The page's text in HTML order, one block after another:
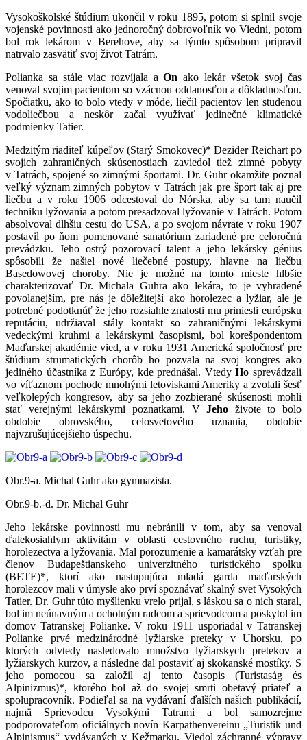
Vysokoškolské štúdium ukončil v roku 1895, potom si splnil svoje
vojenské povinnosti ako jednoročný dobrovoľník vo Viedni, potom
bol rok lekárom v Berehove, aby sa týmto spôsobom pripravil
natrvalo zasvätiť svoj život Tatrám.
Polianka sa stále viac rozvíjala aOn ako lekár všetok svoj čas
venoval svojim pacientom so vzácnou oddanosťou a dôkladnosťou.
Spočiatku, ako to bolo vtedy v móde, liečil pacientov len studenou
vodoliečbou a neskôr začal využívať jedinečné klimatické
podmienky Tatier.
Medzitým riaditeľ kúpeľov (Starý Smokovec)* Dezider Reichart po
svojich zahraničných skúsenostiach zaviedol tiež zimné pobyty
v Tatrách, spojené so zimnými športami. Dr. Guhr okamžite poznal
veľký význam zimných pobytov v Tatrách jak pre šport tak aj pre
liečbu a v roku 1906 odcestoval do Nórska, aby sa tam naučil
techniku lyžovania a potom presadzoval lyžovanie v Tatrách. Potom
absolvoval dlhšiu cestu do USA, a po svojom návrate v roku 1907
postavil po ňom pomenované sanatórium zariadené pre celoročnú
prevádzku. Jeho ostrý pozorovací talent a jeho lekársky génius
spôsobili že našiel nové liečebné postupy, hlavne na liečbu
Basedowovej choroby. Nie je možné na tomto mieste hlbšie
charakterizovať Dr. Michala Guhra ako lekára, to je vyhradené
povolanejším, pre nás je dôležitejší ako horolezec a lyžiar, ale je
potrebné podotknúť že jeho rozsiahle znalosti mu priniesli európsku
reputáciu, udržiaval stály kontakt so zahraničnými lekárskymi
vedeckými kruhmi a lekárskymi časopismi, bol korešpondentom
Maďarskej akadémie vied, a v roku 1931 Americká spoločnosť pre
štúdium strumatických chorôb ho pozvala na svoj kongres ako
jediného účastníka z Európy, kde prednášal. VtedyHo sprevádzali
vo víťaznom pochode mnohými letoviskami Ameriky a zvolali šesť
veľkolepých kongresov, aby sa jeho zozbierané skúsenosti mohli
stať verejnými lekárskymi poznatkami. VJeho živote to bolo
obdobie obrovského, celosvetového uznania, obdobie
najvzrušujúcejšieho úspechu.
Obr.9-a. Michal Guhr ako gymnazista.
Obr.9-b.-d. Dr. Michal Guhr
Jeho lekárske povinnosti mu nebránili v tom, aby sa venoval
ďalekosiahlym aktivitám v oblasti cestovného ruchu, turistiky,
horolezectva a lyžovania. Mal porozumenie a kamarátsky vzťah pre
členov Budapeštianskeho univerzitného turistického spolku
(BETE)*, ktorí ako nastupujúca mladá garda maďarských
horolezcov mali v úmysle ako prví spoznávať skalný svet Vysokých
Tatier. Dr. Guhr túto myšlienku vrelo prijal, s láskou sa o nich staral,
bol im neúnavným a ochotným radcom a sprievodcom a poskytol im
domov Tatranskej Polianke. V roku 1911 usporiadal v Tatranskej
Polianke prvé medzinárodné lyžiarske preteky v Uhorsku, po
ktorých odvtedy nasledovalo množstvo lyžiarskych pretekov a
lyžiarskych kurzov, a následne dal postaviť aj skokanské mostíky. S
jeho pomocou sa založil aj tento časopis (Turistaság és
Alpinizmus)*, ktorého bol až do svojej smrti obetavý priateľ a
spolupracovník. Podieľal sa na vydávaní ďalších našich publikácií,
najmä Sprievodcu Vysokými Tatrami a bol samozrejme
podporovateľom oficiálnych novín Karpathenvereinu „Turistik und
Alpinismus“ vydávaných v Kežmarku. Viedol záchranné výpravy